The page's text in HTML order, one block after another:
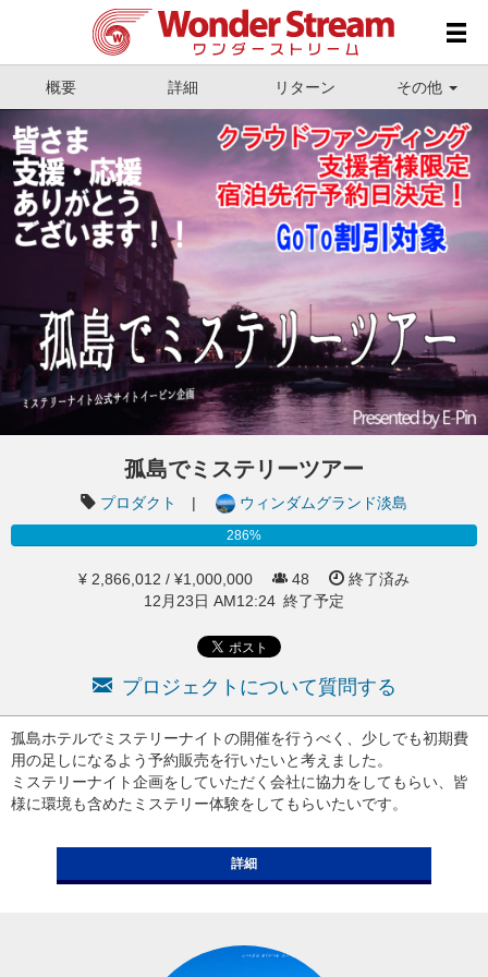
概要 詳細 リターン その他
孤島でミステリーツアー
プロダクト | ウィンダムグランド淡島
286%
¥ 2,866,012 / ¥1,000,000 48
終了済み
12月23日 AM12:24 終了予定
プロジェクトについて質問する
孤島ホテルでミステリーナイトの開催を行うべく、少しでも初期費
用の足しになるよう予約販売を行いたいと考えました。
ミステリーナイト企画をしていただく会社に協力をしてもらい、皆
様に環境も含めたミステリー体験をしてもらいたいです。
詳細